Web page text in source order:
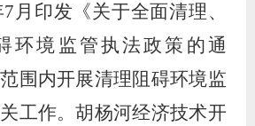
7 月印发《关于全面清理、
环境监管执法政策的通
围内开展清理阻碍环境监
工作。胡杨河经济技术开